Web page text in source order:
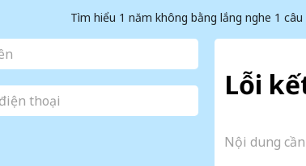
Tìm hiểu 1 năm không bằng lắng nghe 1
Lỗi